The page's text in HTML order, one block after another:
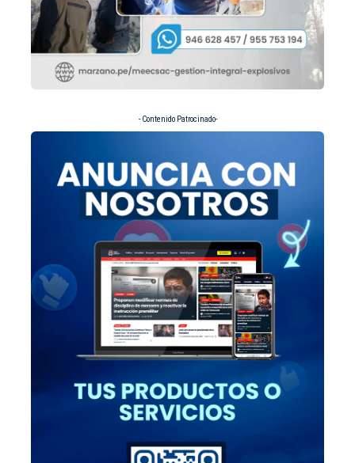
- Contenido Patrocinado-